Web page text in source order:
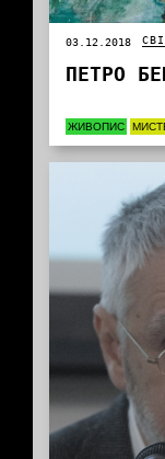
03.12.2018
ПЕТРО
ЖИВОПИС